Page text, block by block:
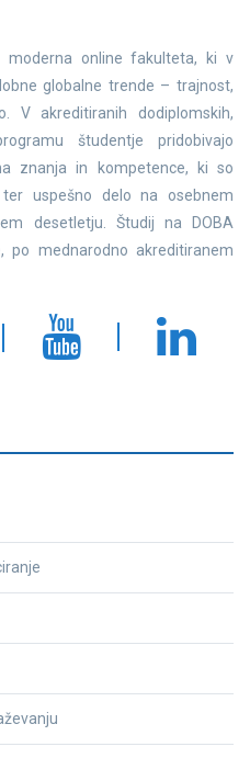
moderna online fakulteta, ki v
globalne trende – trajnost,
V akreditiranih dodiplomskih,
študentje pridobivajo
znanja in kompetence, ki so
uspešno delo na osebnem
desetletju. Študij na DOBA
po mednarodno akreditiranem